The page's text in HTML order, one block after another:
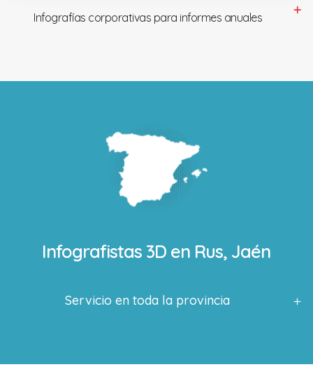
Infografías corporativas para informes anuales
Infografistas 3D en Rus, Jaén
Servicio en toda la provincia